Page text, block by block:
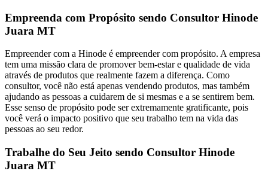
Empreenda com Propósito sendo Consultor Hinode
Juara MT
Empreender com a Hinode é empreender com propósito. A empresa
tem uma missão clara de promover bem-estar e qualidade de vida
através de produtos que realmente fazem a diferença. Como
consultor, você não está apenas vendendo produtos, mas também
ajudando as pessoas a cuidarem de si mesmas e a se sentirem bem.
Esse senso de propósito pode ser extremamente gratificante, pois
você verá o impacto positivo que seu trabalho tem na vida das
pessoas ao seu redor.
Trabalhe do Seu Jeito sendo Consultor Hinode
Juara MT